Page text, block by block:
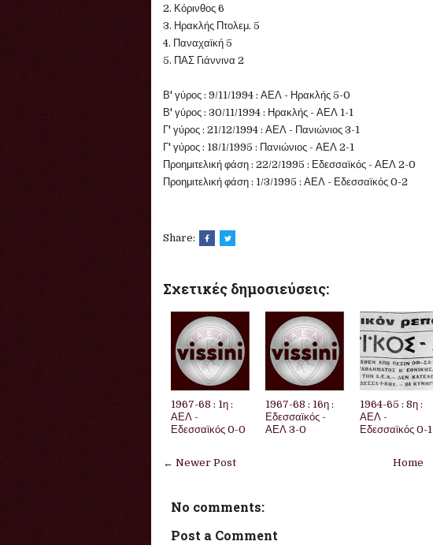
2. Κόρινθος 6
3. Ηρακλής Πτολεμ. 5
4. Παναχαϊκή 5
5. ΠΑΣ Γιάννινα 2
Β' γύρος : 9/11/1994 : ΑΕΛ - Ηρακλής 5-0
Β' γύρος : 30/11/1994 : Ηρακλής - ΑΕΛ 1-1
Γ' γύρος : 21/12/1994 : ΑΕΛ - Πανιώνιος 3-1
Γ' γύρος : 18/1/1995 : Πανιώνιος - ΑΕΛ 2-1
Προημιτελική φάση : 22/2/1995 : Εδεσσαϊκός - ΑΕΛ 2-0
Προημιτελική φάση : 1/3/1995 : ΑΕΛ - Εδεσσαϊκός 0-2
Share:
Σχετικές δημοσιεύσεις:
1967-68 : 1η :
ΑΕΛ -
Εδεσσαϊκός 0-0
1967-68 : 16η :
Εδεσσαϊκός -
ΑΕΛ 3-0
1964-65 : 8η :
ΑΕΛ -
Εδεσσαϊκός 0-1
← Newer Post Home
No comments:
Post a Comment